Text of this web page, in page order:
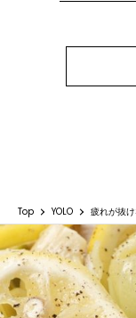
Top YOLO 疲れが抜